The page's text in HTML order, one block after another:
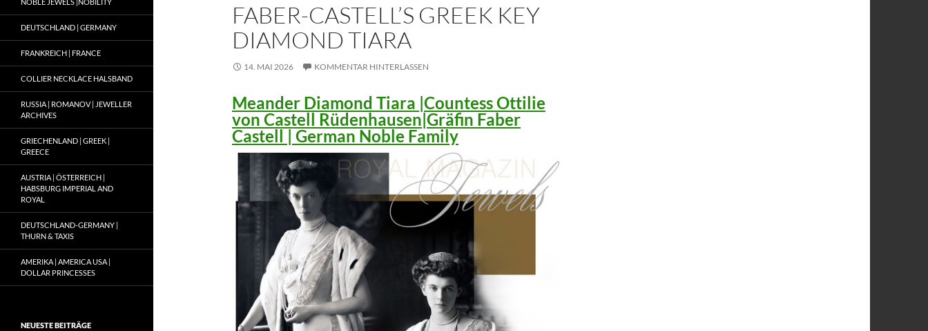
FABER-CASTELL’S GREEK KEY
DIAMOND TIARA
14. MAI 2026 KOMMENTAR HINTERLASSEN
Meander Diamond Tiara |Countess Ottilie
von Castell Rüdenhausen|Gräfin Faber
Castell | German Noble Family
DEUTSCHLAND | GERMANY
FRANKREICH | FRANCE
COLLIER NECKLACE HALSBAND
RUSSIA | ROMANOV | JEWELLER
ARCHIVES
GRIECHENLAND | GREEK |
GREECE
AUSTRIA | ÖSTERREICH |
HABSBURG IMPERIAL AND
ROYAL
DEUTSCHLAND-GERMANY |
THURN & TAXIS
AMERIKA | AMERICA USA |
DOLLAR PRINCESSES
NEUESTE BEITRÄGE